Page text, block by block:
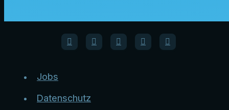
Jobs
Datenschutz